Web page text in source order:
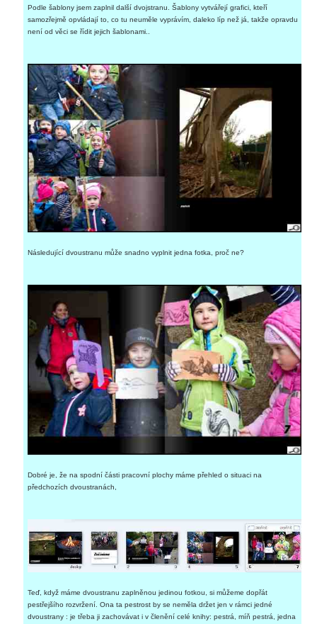
Podle šablony jsem zaplnil další dvojstranu. Šablony vytvářejí grafici, kteří
samozřejmě opvládají to, co tu neuměle vyprávím, daleko líp než já, takže opravdu
není od věci se řídit jejich šablonami..
Následující dvoustranu může snadno vyplnit jedna fotka, proč ne?
Dobré je, že na spodní části pracovní plochy máme přehled o situaci na
předchozích dvoustranách,
Teď, když máme dvoustranu zaplněnou jedinou fotkou, si můžeme dopřát
pestřejšího rozvržení. Ona ta pestrost by se neměla držet jen v rámci jedné
dvoustrany : je třeba ji zachovávat i v členění celé knihy: pestrá, míň pestrá, jedna